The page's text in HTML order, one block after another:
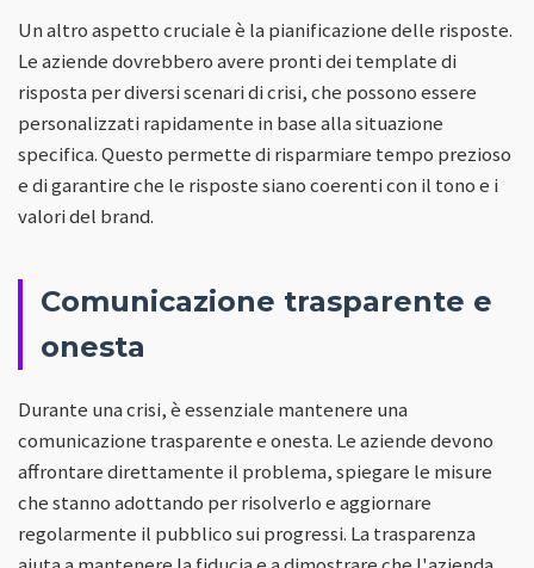
Un altro aspetto cruciale è la pianificazione delle risposte.
Le aziende dovrebbero avere pronti dei template di
risposta per diversi scenari di crisi, che possono essere
personalizzati rapidamente in base alla situazione
specifica. Questo permette di risparmiare tempo prezioso
e di garantire che le risposte siano coerenti con il tono e i
valori del brand.
Comunicazione trasparente e
onesta
Durante una crisi, è essenziale mantenere una
comunicazione trasparente e onesta. Le aziende devono
affrontare direttamente il problema, spiegare le misure
che stanno adottando per risolverlo e aggiornare
regolarmente il pubblico sui progressi. La trasparenza